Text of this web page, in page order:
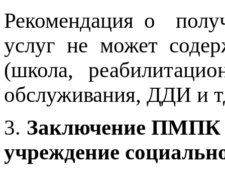
Рекомендация о
услуг не может
(школа,
обслуживания, ДДИ и
3. Заключение ПМПК
учреждение